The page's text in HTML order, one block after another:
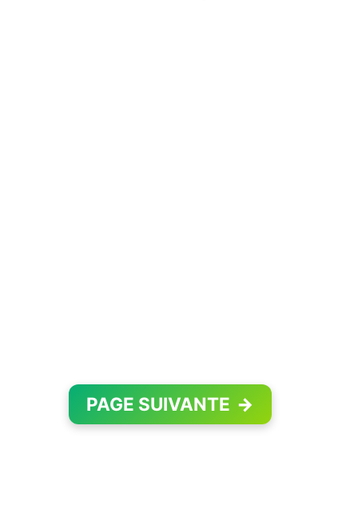
PAGE SUIVANTE →